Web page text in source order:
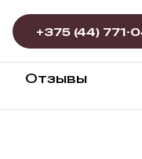
Отзывы